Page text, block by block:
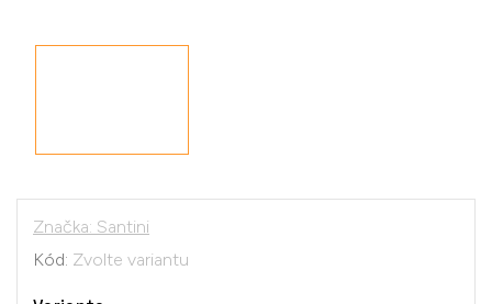
Značka: Santini
Kód: Zvolte variantu